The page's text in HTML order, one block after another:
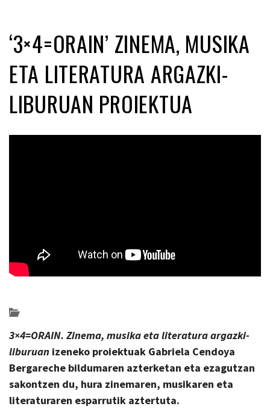
‘3×4=ORAIN’ ZINEMA, MUSIKA
ETA LITERATURA ARGAZKI-
LIBURUAN PROIEKTUA
3×4=ORAIN. Zinema, musika eta literatura argazki-
liburuan izeneko proiektuak Gabriela Cendoya
Bergareche bildumaren azterketan eta ezagutzan
sakontzen du, hura zinemaren, musikaren eta
literaturaren esparrutik aztertuta.